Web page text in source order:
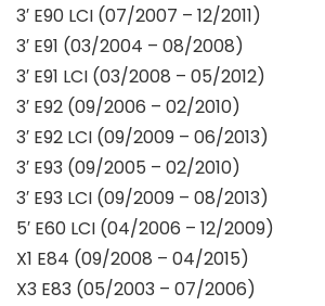
3′ E90 LCI (07/2007 – 12/2011)
3′ E91 (03/2004 – 08/2008)
3′ E91 LCI (03/2008 – 05/2012)
3′ E92 (09/2006 – 02/2010)
3′ E92 LCI (09/2009 – 06/2013)
3′ E93 (09/2005 – 02/2010)
3′ E93 LCI (09/2009 – 08/2013)
5′ E60 LCI (04/2006 – 12/2009)
X1 E84 (09/2008 – 04/2015)
X3 E83 (05/2003 – 07/2006)